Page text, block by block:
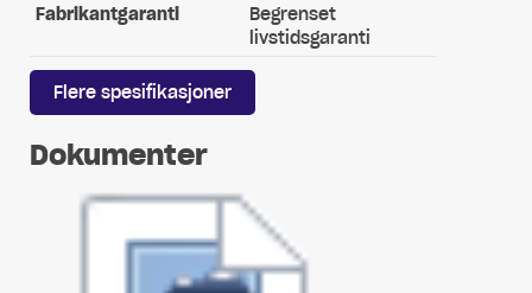
Fabrikantgaranti
Begrenset
livstidsgaranti
Flere spesifikasjoner
Dokumenter